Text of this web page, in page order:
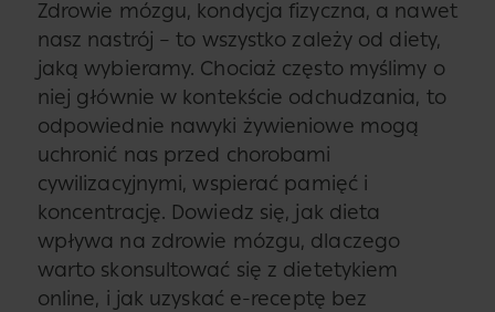
Zdrowie mózgu, kondycja fizyczna, a nawet
nasz nastrój – to wszystko zależy od diety,
jaką wybieramy. Chociaż często myślimy o
niej głównie w kontekście odchudzania, to
odpowiednie nawyki żywieniowe mogą
uchronić nas przed chorobami
cywilizacyjnymi, wspierać pamięć i
koncentrację. Dowiedz się, jak dieta
wpływa na zdrowie mózgu, dlaczego
warto skonsultować się z dietetykiem
online, i jak uzyskać e-receptę bez